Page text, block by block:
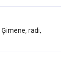
Ģimene, radi,